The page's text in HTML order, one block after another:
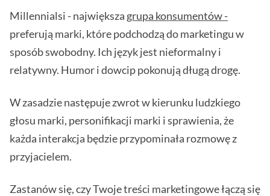
Millennialsi - największa grupa konsumentów -
preferują marki, które podchodzą do marketingu w
sposób swobodny. Ich język jest nieformalny i
relatywny. Humor i dowcip pokonują długą drogę.
W zasadzie następuje zwrot w kierunku ludzkiego
głosu marki, personifikacji marki i sprawienia, że
każda interakcja będzie przypominała rozmowę z
przyjacielem.
Zastanów się, czy Twoje treści marketingowe łączą się